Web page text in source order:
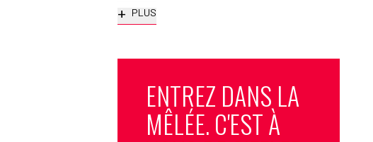
+ PLUS
ENTREZ DANS LA
MÊLÉE. C'EST À